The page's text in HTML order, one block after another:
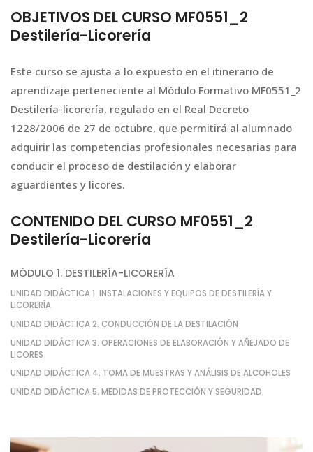
OBJETIVOS DEL CURSO MF0551_2
Destilería-Licorería
Este curso se ajusta a lo expuesto en el itinerario de
aprendizaje perteneciente al Módulo Formativo MF0551_2
Destilería-licorería, regulado en el Real Decreto
1228/2006 de 27 de octubre, que permitirá al alumnado
adquirir las competencias profesionales necesarias para
conducir el proceso de destilación y elaborar
aguardientes y licores.
CONTENIDO DEL CURSO MF0551_2
Destilería-Licorería
MÓDULO 1. DESTILERÍA-LICORERÍA
UNIDAD DIDÁCTICA 1. INSTALACIONES Y EQUIPOS DE DESTILERÍA Y
LICORERÍA
UNIDAD DIDÁCTICA 2. CONDUCCIÓN DE LA DESTILACIÓN
UNIDAD DIDÁCTICA 3. OPERACIONES DE ELABORACIÓN Y AÑEJADO DE
LICORES
UNIDAD DIDÁCTICA 4. TOMA DE MUESTRAS Y ANÁLISIS DE ALCOHOLES
UNIDAD DIDÁCTICA 5. MEDIDAS DE PROTECCIÓN Y SEGURIDAD